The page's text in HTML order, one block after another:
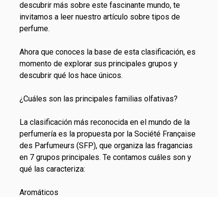
descubrir más sobre este fascinante mundo, te
invitamos a leer nuestro artículo sobre tipos de
perfume.
Ahora que conoces la base de esta clasificación, es
momento de explorar sus principales grupos y
descubrir qué los hace únicos.
¿Cuáles son las principales familias olfativas?
La clasificación más reconocida en el mundo de la
perfumería es la propuesta por la Société Française
des Parfumeurs (SFP), que organiza las fragancias
en 7 grupos principales. Te contamos cuáles son y
qué las caracteriza:
Aromáticos